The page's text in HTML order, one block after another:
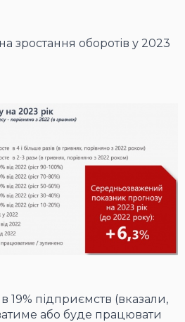
зростання оборотів у 2023
19% підприємств (вказали,
або буде працювати